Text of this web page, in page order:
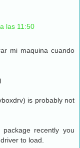
las 11:50
mi maquina cuando
is probably not
recently you
to load.